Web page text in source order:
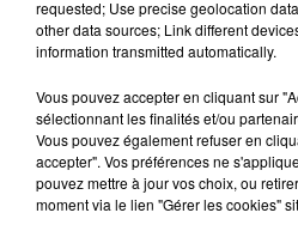
requested; Use precise geolocation
other data sources; Link different
information transmitted automatically.
Vous pouvez accepter en cliquant sur
sélectionnant les finalités et/ou
Vous pouvez également refuser en
accepter". Vos préférences ne
pouvez mettre à jour vos choix, ou
moment via le lien "Gérer les cookies"